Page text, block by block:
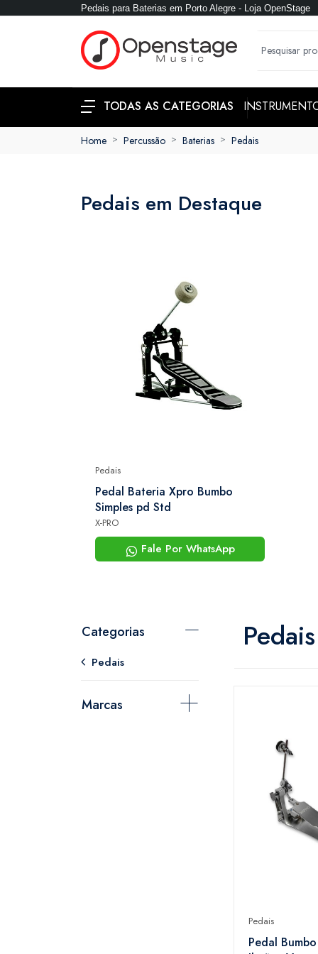
Pedais para Baterias em Porto Alegre - Loja OpenStage
TODAS AS CATEGORIAS
Home Percussão Baterias Pedais
Pedais em Destaque
Pedais
Pedal Bateria Xpro Bumbo
Simples pd Std
X-PRO
Fale Por WhatsApp
Categorias
Pedais
Marcas
Pedais
Pedais
Pedal